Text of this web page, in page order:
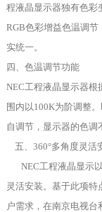
程液晶显示器独有色彩
RGB色彩增益色温调
实统一。
四、色温调节功能
NEC工程液晶显示器根
围内以100K为阶调整
自调节，显示器的色调
五、360°多角度灵活
NEC工程液晶显示以
灵活安装。基于此项特
户需求，在南京电视